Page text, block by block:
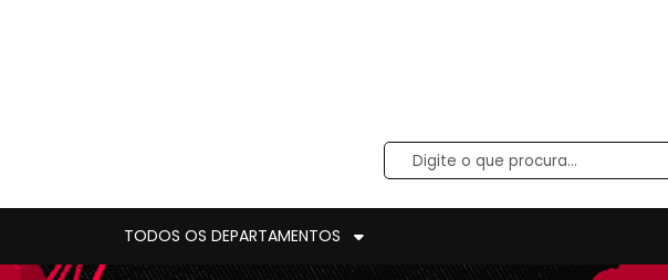
TODOS OS DEPARTAMENTOS